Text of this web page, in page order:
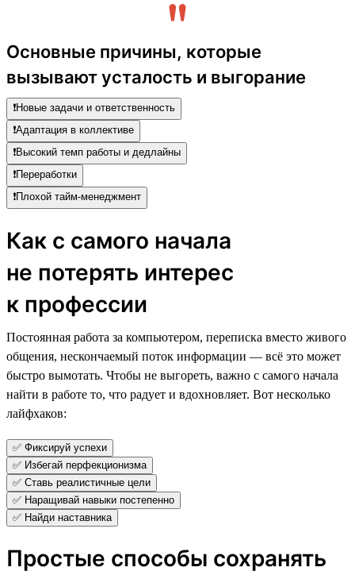
Основные причины, которые
вызывают усталость и выгорание
❗️Новые задачи и ответственность
❗️Адаптация в коллективе
❗️Высокий темп работы и дедлайны
❗️Переработки
❗️Плохой тайм-менеджмент
Как с самого начала
не потерять интерес
к профессии
Постоянная работа за компьютером, переписка вместо живого
общения, нескончаемый поток информации — всё это может
быстро вымотать. Чтобы не выгореть, важно с самого начала
найти в работе то, что радует и вдохновляет. Вот несколько
лайфхаков:
✅ Фиксируй успехи
✅ Избегай перфекционизма
✅ Ставь реалистичные цели
✅ Наращивай навыки постепенно
✅ Найди наставника
Простые способы сохранять